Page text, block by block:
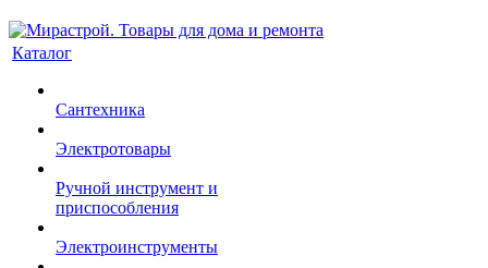
Каталог
Сантехника
Электротовары
Ручной инструмент и
приспособления
Электроинструменты